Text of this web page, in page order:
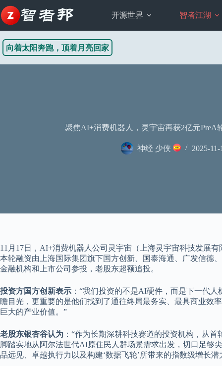
至
内
开源世界 智者江湖
向着太阳奔跑，顶着月亮回家
聚焦AI+消费机器人，灵宇宙再获2亿元PreA
神经 少侠 2025-11-
11月17日，AI+消费机器人公司灵宇宙（上海灵宇宙科技发展
本轮融资由上海国际集团旗下国方创新、国泰海通、广发信德
金融机构和上市公司参投，老股东超额追投。
投资方国方创新表示 ：“我们投资的不是AI硬件，而是下一代
瞻目光，更重要的是他们找到了通往终局最务实、最具商业效
巨大的产业价值。”
老股东银杏谷认为 ：“作为长期深耕科技赛道的投资机构，从
脚踏实地从阿尔法世代AI原住民人群场景需求出发，切口足够
品远见、卓越执行力以及构建‘数据飞轮’所带来的指数级增长